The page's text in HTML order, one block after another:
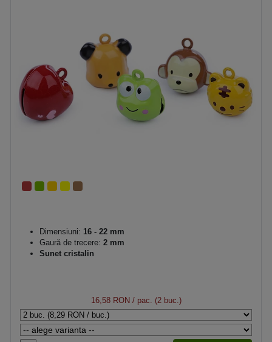
Dimensiuni: 16 - 22 mm
Gaură de trecere: 2 mm
Sunet cristalin
16,58 RON/ pac. (2 buc.)